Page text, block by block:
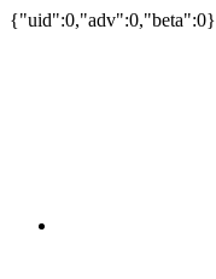
{"uid":0,"adv":0,"beta":0}